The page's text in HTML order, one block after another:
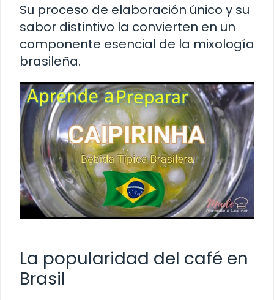
Su proceso de elaboración único y su
sabor distintivo la convierten en un
componente esencial de la mixología
brasileña.
La popularidad del café en
Brasil